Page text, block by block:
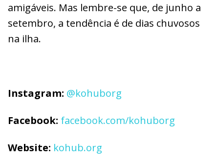
amigáveis. Mas lembre-se que, de junho a
setembro, a tendência é de dias chuvosos
na ilha.
Instagram: @kohuborg
Facebook: facebook.com/kohuborg
Website: kohub.org